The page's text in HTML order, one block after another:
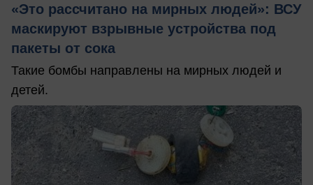
«Это рассчитано на мирных людей»: ВСУ
маскируют взрывные устройства под
пакеты от сока
Такие бомбы направлены на мирных людей и
детей.